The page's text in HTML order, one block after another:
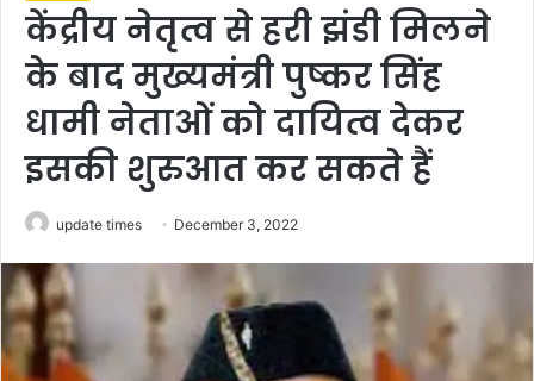
केंद्रीय नेतृत्व से हरी झंडी मिलने
के बाद मुख्यमंत्री पुष्कर सिंह
धामी नेताओं को दायित्व देकर
इसकी शुरुआत कर सकते हैं
update times December 3, 2022